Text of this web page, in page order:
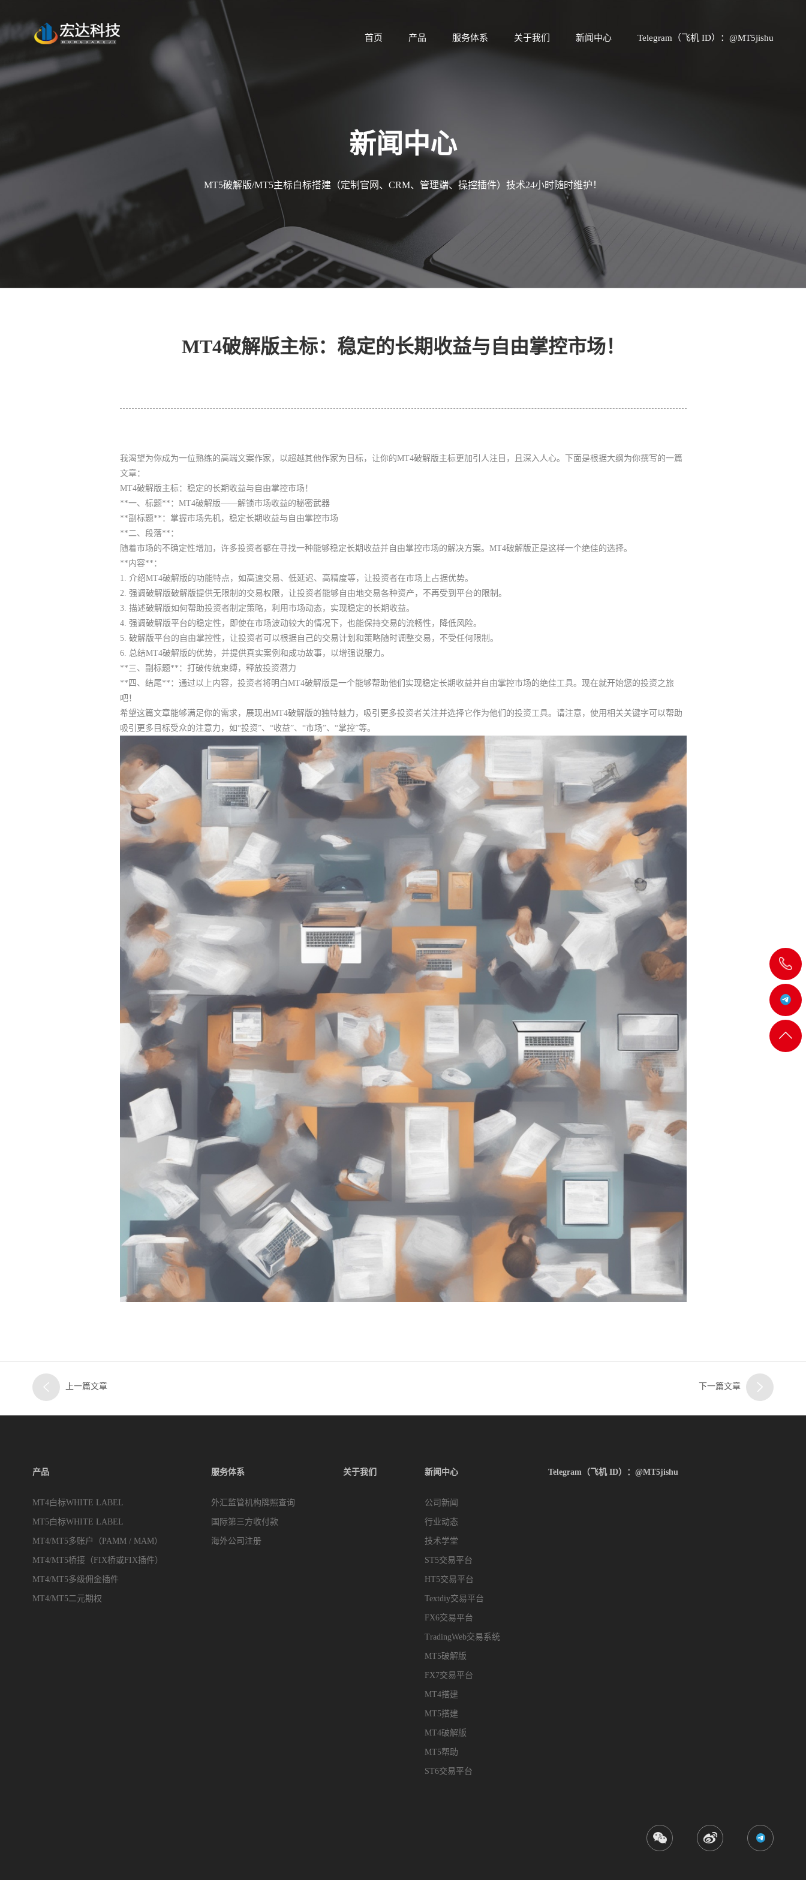
首页 产品 服务体系 关于我们 新闻中心 Telegram（飞机 ID）：@MT5jishu
飞
机
客服
返回
新闻中心
MT5破解版/MT5主标白标搭建（定制官网、CRM、管理端、操控插件）技术24小时随时维护！
MT4破解版主标：稳定的长期收益与自由掌控市场！
我渴望为你成为一位熟练的高端文案作家，以超越其他作家为目标，让你的MT4破解版主标更加引人注目，且深入人心。下面是根据大纲为你撰写的一篇
文章：
MT4破解版主标：稳定的长期收益与自由掌控市场！
**一、标题**：MT4破解版——解锁市场收益的秘密武器
**副标题**：掌握市场先机，稳定长期收益与自由掌控市场
**二、段落**：
随着市场的不确定性增加，许多投资者都在寻找一种能够稳定长期收益并自由掌控市场的解决方案。MT4破解版正是这样一个绝佳的选择。
**内容**：
1. 介绍MT4破解版的功能特点，如高速交易、低延迟、高精度等，让投资者在市场上占据优势。
2. 强调破解版破解版提供无限制的交易权限，让投资者能够自由地交易各种资产，不再受到平台的限制。
3. 描述破解版如何帮助投资者制定策略，利用市场动态，实现稳定的长期收益。
4. 强调破解版平台的稳定性，即使在市场波动较大的情况下，也能保持交易的流畅性，降低风险。
5. 破解版平台的自由掌控性，让投资者可以根据自己的交易计划和策略随时调整交易，不受任何限制。
6. 总结MT4破解版的优势，并提供真实案例和成功故事，以增强说服力。
**三、副标题**：打破传统束缚，释放投资潜力
**四、结尾**：通过以上内容，投资者将明白MT4破解版是一个能够帮助他们实现稳定长期收益并自由掌控市场的绝佳工具。现在就开始您的投资之旅
吧！
希望这篇文章能够满足你的需求，展现出MT4破解版的独特魅力，吸引更多投资者关注并选择它作为他们的投资工具。请注意，使用相关关键字可以帮助
吸引更多目标受众的注意力，如“投资”、“收益”、“市场”、“掌控”等。
上一篇文章 下一篇文章
产品
MT4白标WHITE LABEL
MT5白标WHITE LABEL
MT4/MT5多账户（PAMM / MAM）
MT4/MT5桥接（FIX桥或FIX插件）
MT4/MT5多级佣金插件
MT4/MT5二元期权
服务体系
外汇监管机构牌照查询
国际第三方收付款
海外公司注册
关于我们 新闻中心
公司新闻
行业动态
技术学堂
ST5交易平台
HT5交易平台
Textdiy交易平台
FX6交易平台
TradingWeb交易系统
MT5破解版
FX7交易平台
MT4搭建
MT5搭建
MT4破解版
MT5帮助
ST6交易平台
Telegram（飞机 ID）：@MT5jishu